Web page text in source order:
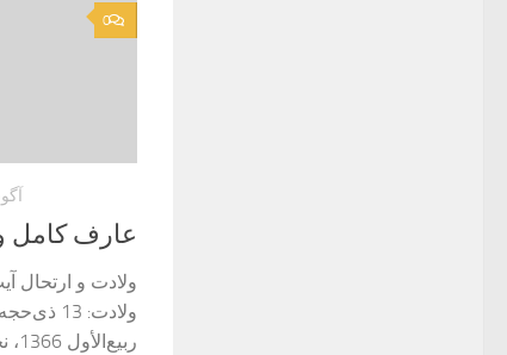
0
عارف کامل و
ولادت و ارتحال